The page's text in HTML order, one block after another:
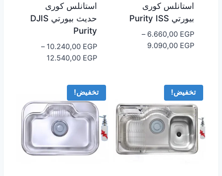
استانلس كورى
بيورتي Purity ISS
6.660,00 EGP
–
9.090,00 EGP
⁦9.090,00 EGP⁩
استانلس كورى
حديث بيورتي DJIS
Purity
10.240,00 EGP
–
12.540,00 EGP
خلال
⁦12.540,00 EGP⁩
تخفيض! تخفيض!